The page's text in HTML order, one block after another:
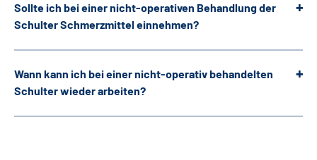
Sollte ich bei einer nicht-operativen Behandlung der
Schulter Schmerzmittel einnehmen?
Wann kann ich bei einer nicht-operativ behandelten
Schulter wieder arbeiten?